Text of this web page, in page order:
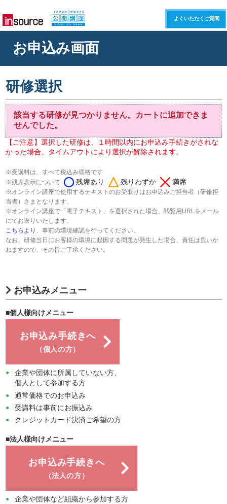
よくいただくご質問
お申込み画面
研修選択
該当する研修が見つかりません。カートに追加できま
せんでした。
【ご注意】選択した研修は、１時間以内にお申込み手続きがされな
かった場合、タイムアウトにより選択が解除されます。
※受講料は、すべて税込み価格です
※残席表示について
残席あり 残りわずか 満席
※オンライン講座で使用するテキストのお受取りはお申込みご担当者（研修担
当者）さまとなります。
※オンライン講座で「電子テキスト」を選択された場合、閲覧用URLをメール
にてお送りいたします。
こちらより 、事前の環境確認を行ってください。
なお、研修当日にお客様の環境に起因する問題が発生した場合、責任は負いか
ねますので、その旨ご了承ください。
お申込みメニュー
■個人様向けメニュー
お申込み手続きへ
（個人の方）
企業や団体に所属していない方、
個人として参加する方
通常価格でのお申込み
受講料は事前にお振込み
クレジットカード決済ご希望の方
■法人様向けメニュー
お申込み手続きへ
（法人の方）
企業や団体など組織から参加する方